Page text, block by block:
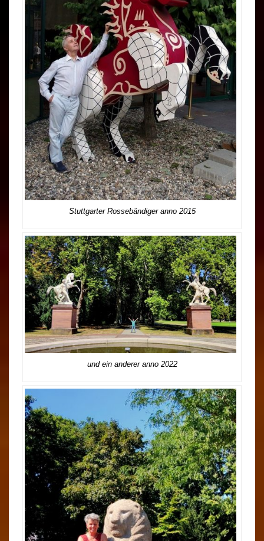
Stuttgarter Rossebändiger anno 2015
und ein anderer anno 2022